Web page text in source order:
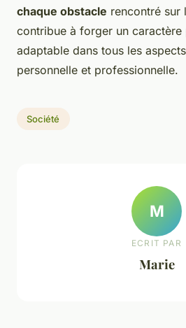
chaque obstacle rencontré sur
contribue à forger un caractère
adaptable dans tous les
personnelle et professionnelle.
Société
M
ECRIT PAR
Marie